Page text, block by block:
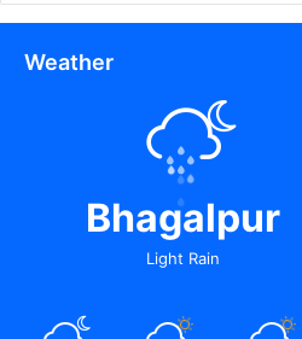
Weather
Bhagalpur
Light Rain